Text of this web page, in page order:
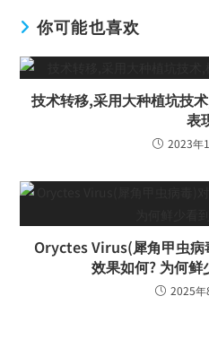
你可能也喜欢
技术转移,采用大种植坑技
表
2023年
Oryctes Virus(犀角甲虫病
效果如何? 为何鲜
2025年